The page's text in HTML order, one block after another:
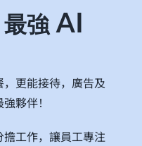
強 AI
更能接待，廣告及
夥伴！
工作，讓員工專注